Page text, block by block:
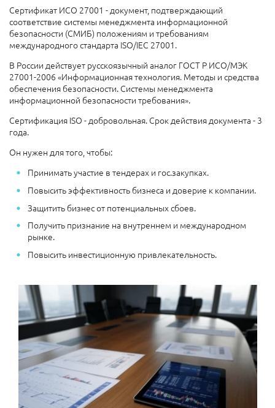
Сертификат ИСО 27001 - документ, подтверждающий
соответствие системы менеджмента информационной
безопасности (СМИБ) положениям и требованиям
международного стандарта ISO/IEC 27001.
В России действует русскоязычный аналог ГОСТ Р ИСО/МЭК
27001-2006 «Информационная технология. Методы и средства
обеспечения безопасности. Системы менеджмента
информационной безопасности требования».
Сертификация ISO - добровольная. Срок действия документа - 3
года.
Он нужен для того, чтобы:
Принимать участие в тендерах и гос.закупках.
Повысить эффективность бизнеса и доверие к компании.
Защитить бизнес от потенциальных сбоев.
Получить признание на внутреннем и международном
рынке.
Повысить инвестиционную привлекательность.